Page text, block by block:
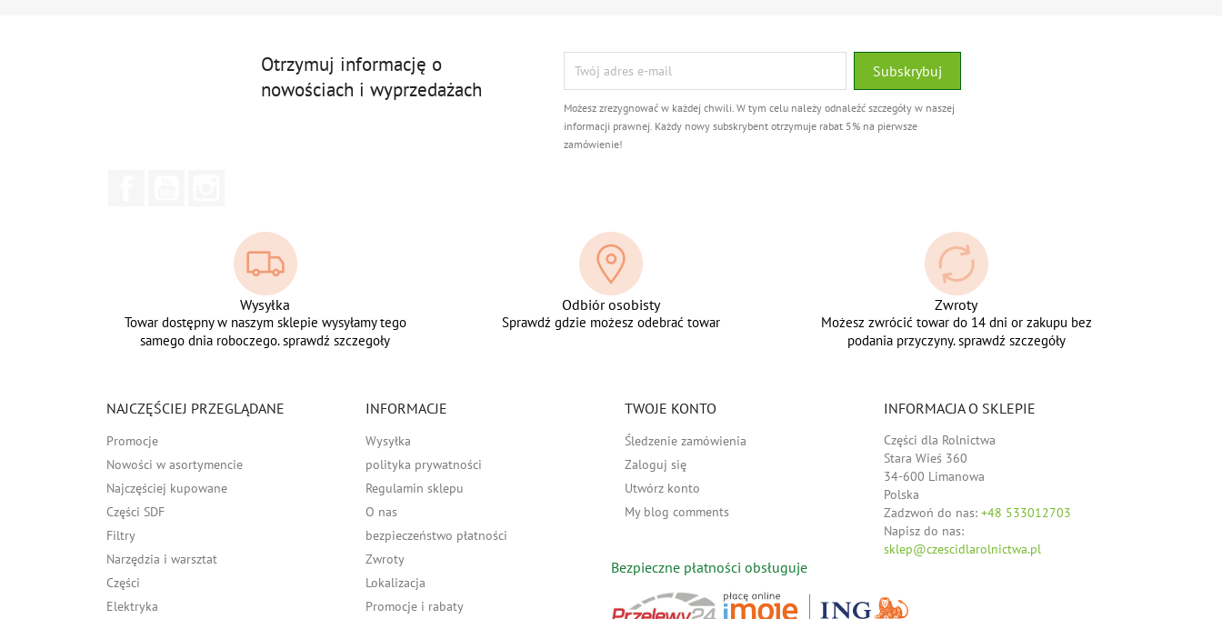
Otrzymuj informację o
nowościach i wyprzedażach
Możesz zrezygnować w każdej chwili. W tym celu należy odnaleźć szczegóły w naszej
informacji prawnej. Każdy nowy subskrybent otrzymuje rabat 5% na pierwsze
zamówienie!
Wysyłka
Towar dostępny w naszym sklepie wysyłamy tego
samego dnia roboczego. sprawdź szczegoły
Odbiór osobisty
Sprawdź gdzie możesz odebrać towar
Zwroty
Możesz zwrócić towar do 14 dni or zakupu bez
podania przyczyny. sprawdź szczegóły
NAJCZĘŚCIEJ PRZEGLĄDANE
Promocje
Nowości w asortymencie
Najczęściej kupowane
Części SDF
Filtry
Narzędzia i warsztat
Części
Elektryka
INFORMACJE
Wysyłka
polityka prywatności
Regulamin sklepu
O nas
bezpieczeństwo płatności
Zwroty
Lokalizacja
Promocje i rabaty
TWOJE KONTO
Śledzenie zamówienia
Zaloguj się
Utwórz konto
My blog comments
INFORMACJA O SKLEPIE
Części dla Rolnictwa
Stara Wieś 360
34-600 Limanowa
Polska
Zadzwoń do nas: +48 533012703
Napisz do nas:
sklep@czescidlarolnictwa.pl
Bezpieczne płatności obsługuje